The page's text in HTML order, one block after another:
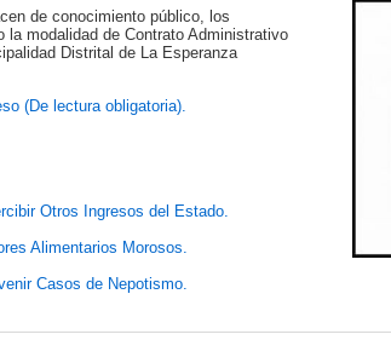
de conocimiento público, los
la modalidad de Contrato Administrativo
Distrital de La Esperanza
(De lectura obligatoria).
Otros Ingresos del Estado.
Alimentarios Morosos.
Casos de Nepotismo.